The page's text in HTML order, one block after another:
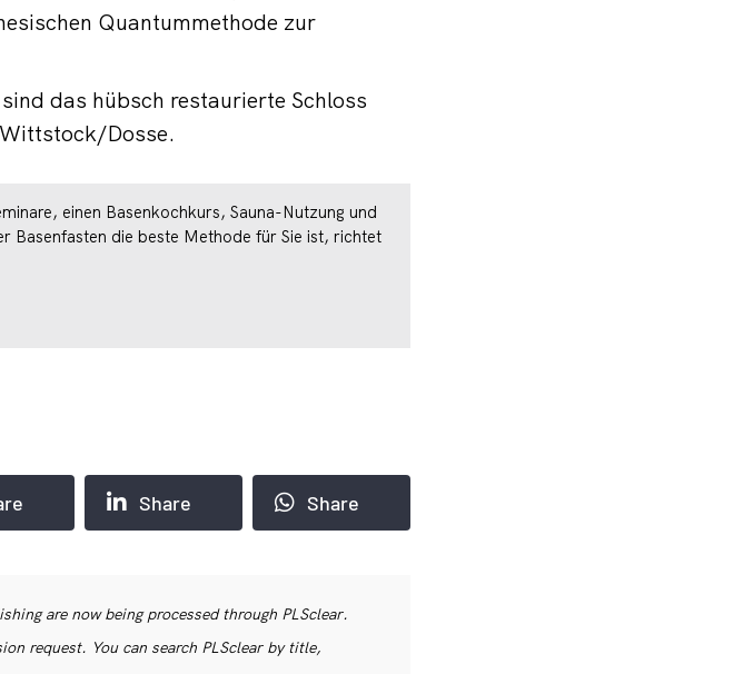
Quantummethode zur
das hübsch restaurierte Schloss
Dosse.
einen Basenkochkurs, Sauna-Nutzung und
Basenfasten die beste Methode für Sie ist, richtet
Share Share
are now being processed through PLSclear.
request. You can search PLSclear by title,